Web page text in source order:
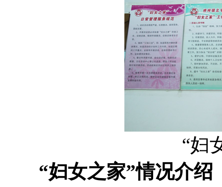
“妇
“妇女之家”情况介绍